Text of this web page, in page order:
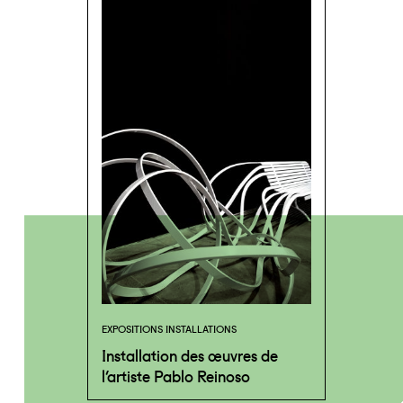
EXPOSITIONS INSTALLATIONS
Installation des œuvres de
l’artiste Pablo Reinoso